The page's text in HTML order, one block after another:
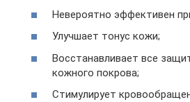
Невероятно эффективен
Улучшает тонус кожи;
Восстанавливает все
кожного покрова;
Стимулирует